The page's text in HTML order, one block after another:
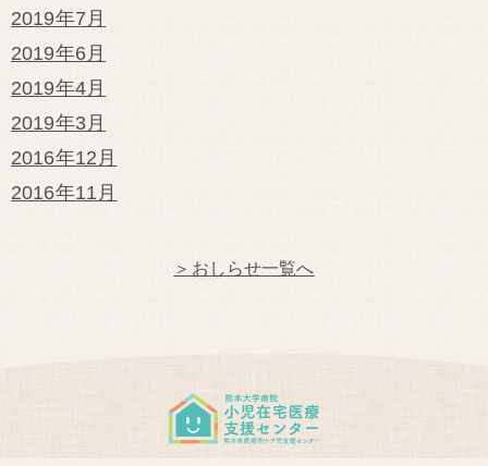
2019年7月
2019年6月
2019年4月
2019年3月
2016年12月
2016年11月
＞おしらせ一覧へ